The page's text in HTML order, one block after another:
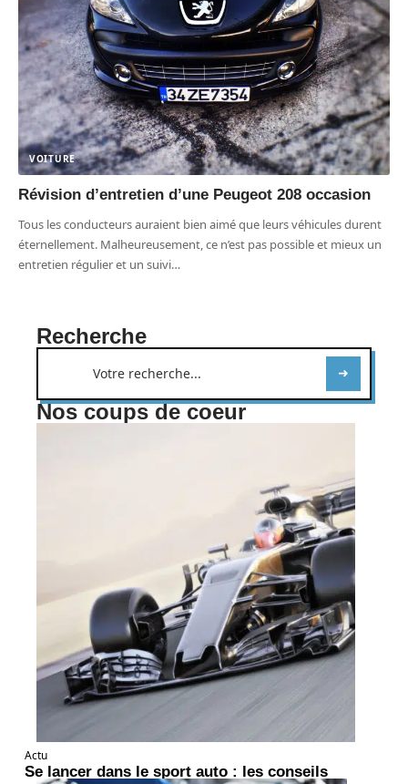
VOITURE
Révision d’entretien d’une Peugeot 208 occasion
Tous les conducteurs auraient bien aimé que leurs véhicules durent
éternellement. Malheureusement, ce n’est pas possible et mieux un
entretien régulier et un suivi…
Recherche
Nos coups de coeur
Actu
Se lancer dans le sport auto : les conseils